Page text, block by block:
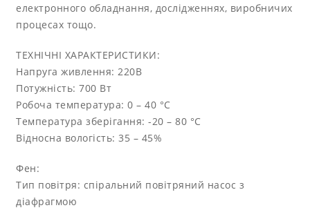
електронного обладнання, дослідженнях, виробничих
процесах тощо.
ТЕХНІЧНІ ХАРАКТЕРИСТИКИ:
Напруга живлення: 220В
Потужність: 700 Вт
Робоча температура: 0 – 40 °C
Температура зберігання: -20 – 80 °C
Відносна вологість: 35 – 45%
Фен:
Тип повітря: спіральний повітряний насос з
діафрагмою